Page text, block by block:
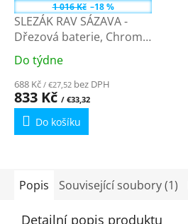
1 016 Kč –18 %
SLEZÁK RAV SÁZAVA -
Dřezová baterie, Chrom
SA605.0 - 3/8"
Průměrné
hodnocení
produktu
je
5,0
Do týdne
688 Kč / €27,52 bez DPH
833 Kč / €33,32
Do košíku
Popis Související soubory (1)
Detailní popis produktu